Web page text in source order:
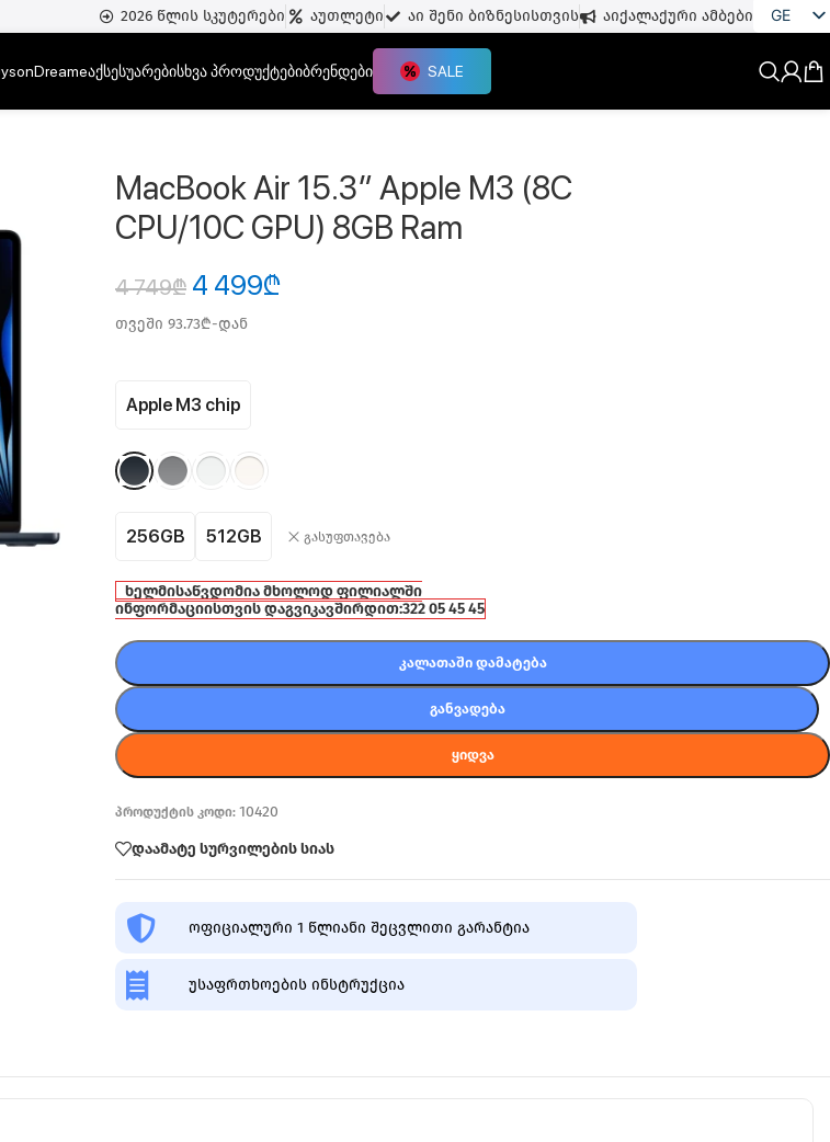
2026 წლის სკუტერები აუთლეტი აი შენი ბიზნესისთვის აიქალაქური ამბები
GE
Dreameაქსესუარებისხვა პროდუქტებიბრენდები
SALE
MacBook Air 15.3″ Apple M3 (8C
CPU/10C GPU) 8GB Ram
4 749₾ 4 499₾
თვეში 93.73₾-დან
Apple M3 chip
256GB 512GB გასუფთავება
ხელმისაწვდომია მხოლოდ ფილიალში
ინფორმაციისთვის დაგვიკავშირდით:322 05 45 45
ᲙᲐᲚᲐᲗᲐᲨᲘ ᲓᲐᲛᲐᲢᲔᲑᲐ
ᲒᲐᲜᲕᲐᲓᲔᲑᲐ
ᲧᲘᲓᲕᲐ
პროდუქტის კოდი: 10420
დაამატე სურვილების სიას
ოფიციალური 1 წლიანი შეცვლითი გარანტია
უსაფრთხოების ინსტრუქცია